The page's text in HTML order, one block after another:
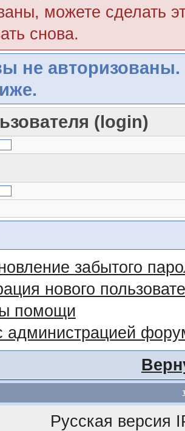
можете сделать
снова.
не авторизованы.
(login)
забытого
нового
помощи
администрацией
Русская версия